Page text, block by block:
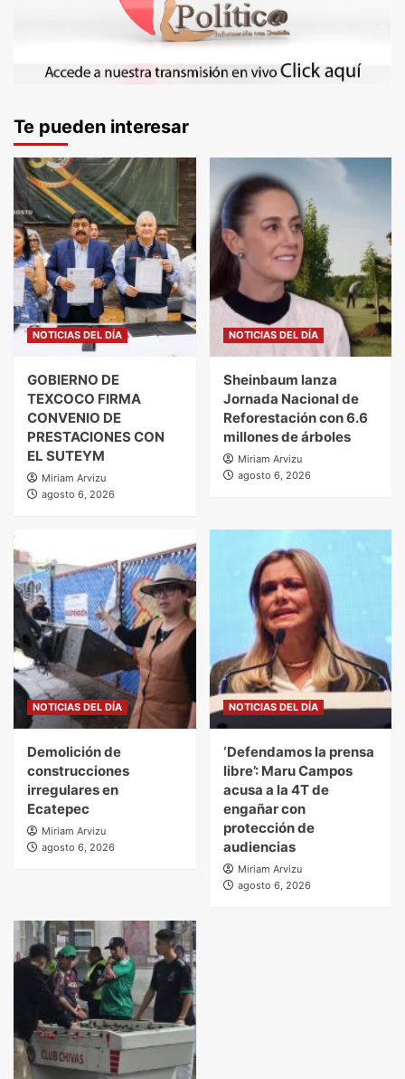
Te pueden interesar
NOTICIAS DEL DÍA
GOBIERNO DE
TEXCOCO FIRMA
CONVENIO DE
PRESTACIONES CON
EL SUTEYM
Miriam Arvizu
agosto 6, 2026
NOTICIAS DEL DÍA
Sheinbaum lanza
Jornada Nacional de
Reforestación con 6.6
millones de árboles
Miriam Arvizu
agosto 6, 2026
NOTICIAS DEL DÍA
Demolición de
construcciones
irregulares en
Ecatepec
Miriam Arvizu
agosto 6, 2026
NOTICIAS DEL DÍA
‘Defendamos la prensa
libre’: Maru Campos
acusa a la 4T de
engañar con
protección de
audiencias
Miriam Arvizu
agosto 6, 2026